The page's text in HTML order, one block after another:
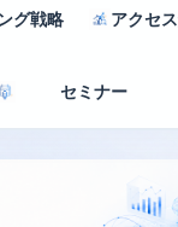
グ戦略
セミナー